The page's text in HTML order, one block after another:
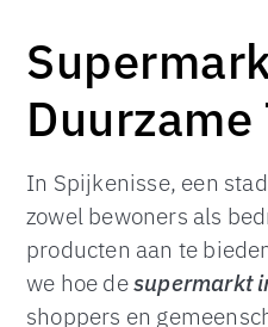
In Spijkenisse, een
zowel bewoners als
producten aan te
we hoe desupermarkt
shoppers en